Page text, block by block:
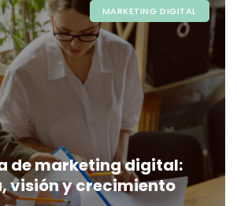
MARKETING DIGITAL
de marketing digital:
visión y crecimiento